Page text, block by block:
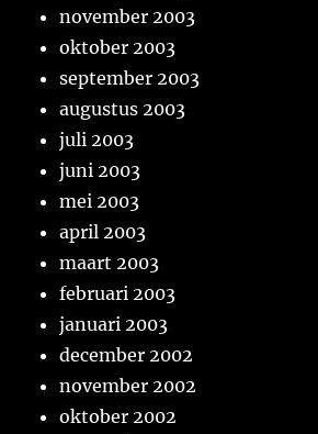
november 2003
oktober 2003
september 2003
augustus 2003
juli 2003
juni 2003
mei 2003
april 2003
maart 2003
februari 2003
januari 2003
december 2002
november 2002
oktober 2002